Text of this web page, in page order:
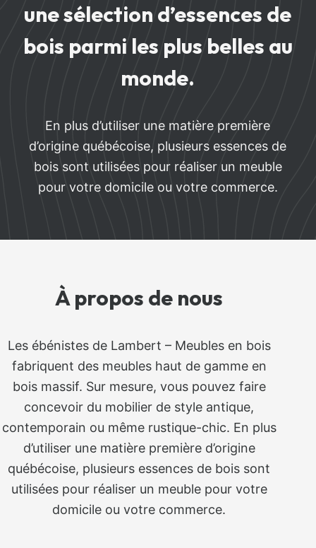
une sélection d’essences de
bois parmi les plus belles au
monde.
En plus d’utiliser une matière première
d’origine québécoise, plusieurs essences de
bois sont utilisées pour réaliser un meuble
pour votre domicile ou votre commerce.
À propos de nous
Les ébénistes de Lambert – Meubles en bois
fabriquent des meubles haut de gamme en
bois massif. Sur mesure, vous pouvez faire
concevoir du mobilier de style antique,
contemporain ou même rustique-chic. En plus
d’utiliser une matière première d’origine
québécoise, plusieurs essences de bois sont
utilisées pour réaliser un meuble pour votre
domicile ou votre commerce.